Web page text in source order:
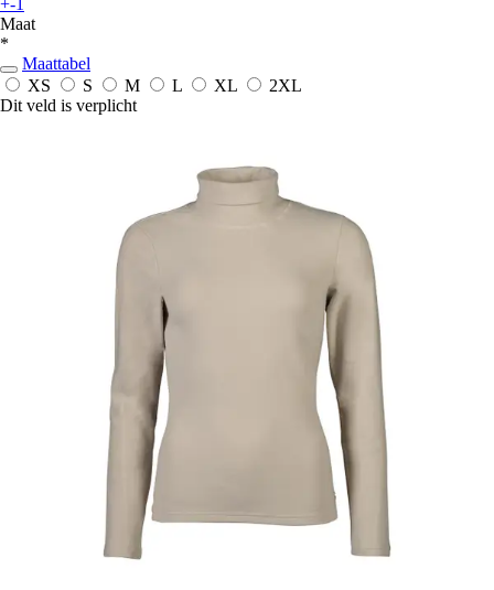
+-1
Maat
*
Maattabel
XS
S M L XL
2XL
Dit veld is verplicht